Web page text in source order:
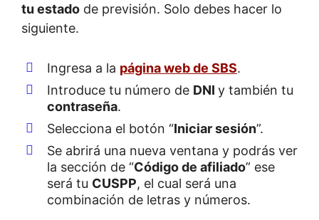
tu estado de previsión. Solo debes hacer lo
siguiente.
Ingresa a la página web de SBS.
Introduce tu número de DNI y también tu
contraseña.
Selecciona el botón “Iniciar sesión”.
Se abrirá una nueva ventana y podrás ver
la sección de “Código de afiliado” ese
será tu CUSPP, el cual será una
combinación de letras y números.